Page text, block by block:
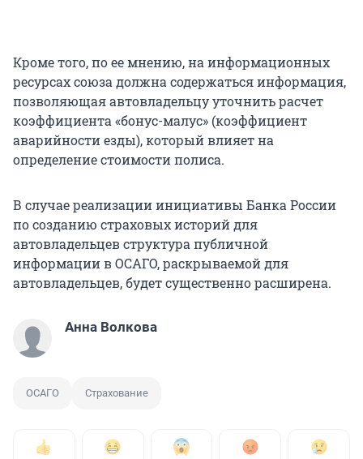
Кроме того, по ее мнению, на информационных
ресурсах союза должна содержаться информация,
позволяющая автовладельцу уточнить расчет
коэффициента «бонус-малус» (коэффициент
аварийности езды), который влияет на
определение стоимости полиса.
В случае реализации инициативы Банка России
по созданию страховых историй для
автовладельцев структура публичной
информации в ОСАГО, раскрываемой для
автовладельцев, будет существенно расширена.
Анна Волкова
ОСАГО Страхование